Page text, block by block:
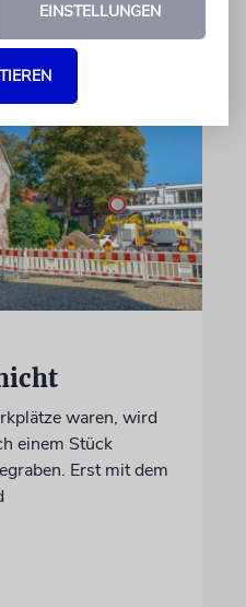
waren, wird
einem Stück
Erst mit dem
EINSTELLUNGEN